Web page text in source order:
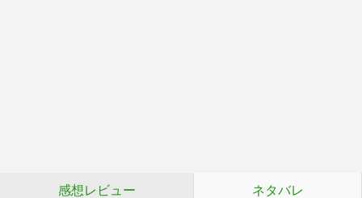
感想レビュー ネタバレ